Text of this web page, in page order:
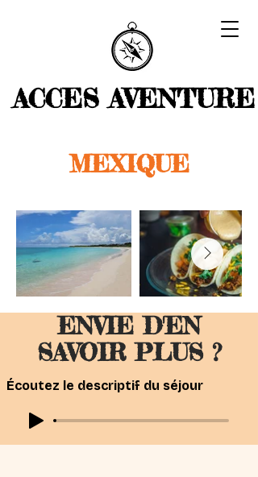
ACCES AVENTURE
MEXIQUE
ENVIE D'EN
SAVOIR PLUS ?
Écoutez le descriptif du séjour